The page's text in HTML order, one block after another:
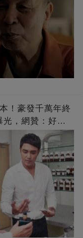
！豪發千萬年終
，網贊：好老